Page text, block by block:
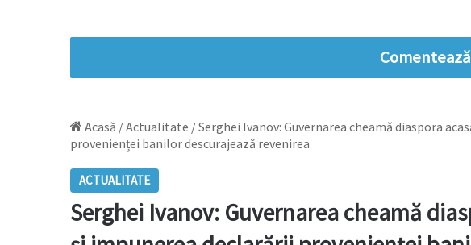
Comentează